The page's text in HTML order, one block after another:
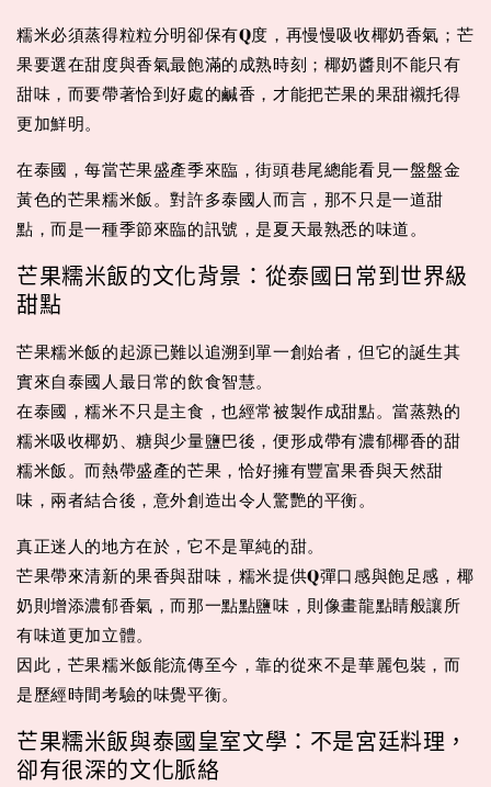
糯米必須蒸得粒粒分明卻保有Q度，再慢慢吸收椰奶香氣；芒
果要選在甜度與香氣最飽滿的成熟時刻；椰奶醬則不能只有
甜味，而要帶著恰到好處的鹹香，才能把芒果的果甜襯托得
更加鮮明。
在泰國，每當芒果盛產季來臨，街頭巷尾總能看見一盤盤金
黃色的芒果糯米飯。對許多泰國人而言，那不只是一道甜
點，而是一種季節來臨的訊號，是夏天最熟悉的味道。
芒果糯米飯的文化背景：從泰國日常到世界級
甜點
芒果糯米飯的起源已難以追溯到單一創始者，但它的誕生其
實來自泰國人最日常的飲食智慧。
在泰國，糯米不只是主食，也經常被製作成甜點。當蒸熟的
糯米吸收椰奶、糖與少量鹽巴後，便形成帶有濃郁椰香的甜
糯米飯。而熱帶盛產的芒果，恰好擁有豐富果香與天然甜
味，兩者結合後，意外創造出令人驚艷的平衡。
真正迷人的地方在於，它不是單純的甜。
芒果帶來清新的果香與甜味，糯米提供Q彈口感與飽足感，椰
奶則增添濃郁香氣，而那一點點鹽味，則像畫龍點睛般讓所
有味道更加立體。
因此，芒果糯米飯能流傳至今，靠的從來不是華麗包裝，而
是歷經時間考驗的味覺平衡。
芒果糯米飯與泰國皇室文學：不是宮廷料理，
卻有很深的文化脈絡